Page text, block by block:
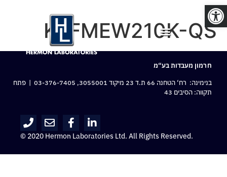
פתח סרגל נגישות
KFFMEW210K-QS
חרמון מעבדות בע“מ
בנימינה: רח‘ הטחנה 66 ת.ד 23 מיקוד 3055001,
03-376-7405 | פתח
תקווה: הסיבים 43
© 2020 Hermon Laboratories Ltd. All Rights Reserved.